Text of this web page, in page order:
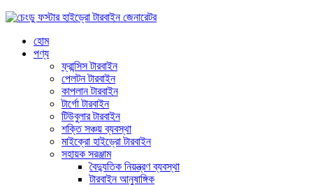
হোম
পণ্য
ফ্রান্সিস টারবাইন
পেলটন টারবাইন
কাপলান টারবাইন
টার্গো টারবাইন
টিউবুলার টারবাইন
শক্তি সঞ্চয় ব্যবস্থা
মাইক্রো হাইড্রো টারবাইন
সহায়ক সরঞ্জাম
বৈদ্যুতিক নিয়ন্ত্রণ ব্যবস্থা
টারবাইন আনুষাঙ্গিক